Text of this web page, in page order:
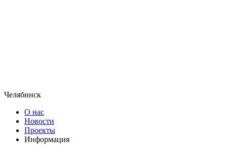
Челябинск
О нас
Новости
Проекты
Информация